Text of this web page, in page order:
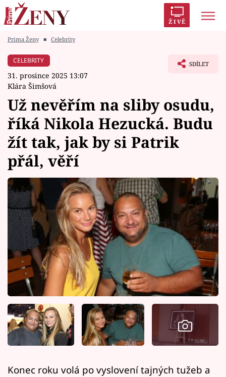
ŽIVĚ
Módní alarm
Témata
Celebrity
Vztahy
Seriály
Horoskopy
Sledujte prima+
Filmový festival Karlovy Vary
Pořady
Mámy sobě
Prima Ženy ■ Celebrity
CELEBRITY
31. prosince 2025 13:07
Klára Šimšová
SDÍLET
Už nevěřím na sliby osudu,
říká Nikola Hezucká. Budu
žít tak, jak by si Patrik
přál, věří
Konec roku volá po vyslovení tajných tužeb a